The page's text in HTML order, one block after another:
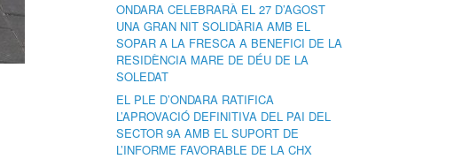
ONDARA CELEBRARÀ EL 27 D’AGOST
UNA GRAN NIT SOLIDÀRIA AMB EL
SOPAR A LA FRESCA A BENEFICI DE LA
RESIDÈNCIA MARE DE DÉU DE LA
SOLEDAT
EL PLE D’ONDARA RATIFICA
L’APROVACIÓ DEFINITIVA DEL PAI DEL
SECTOR 9A AMB EL SUPORT DE
L’INFORME FAVORABLE DE LA CHX